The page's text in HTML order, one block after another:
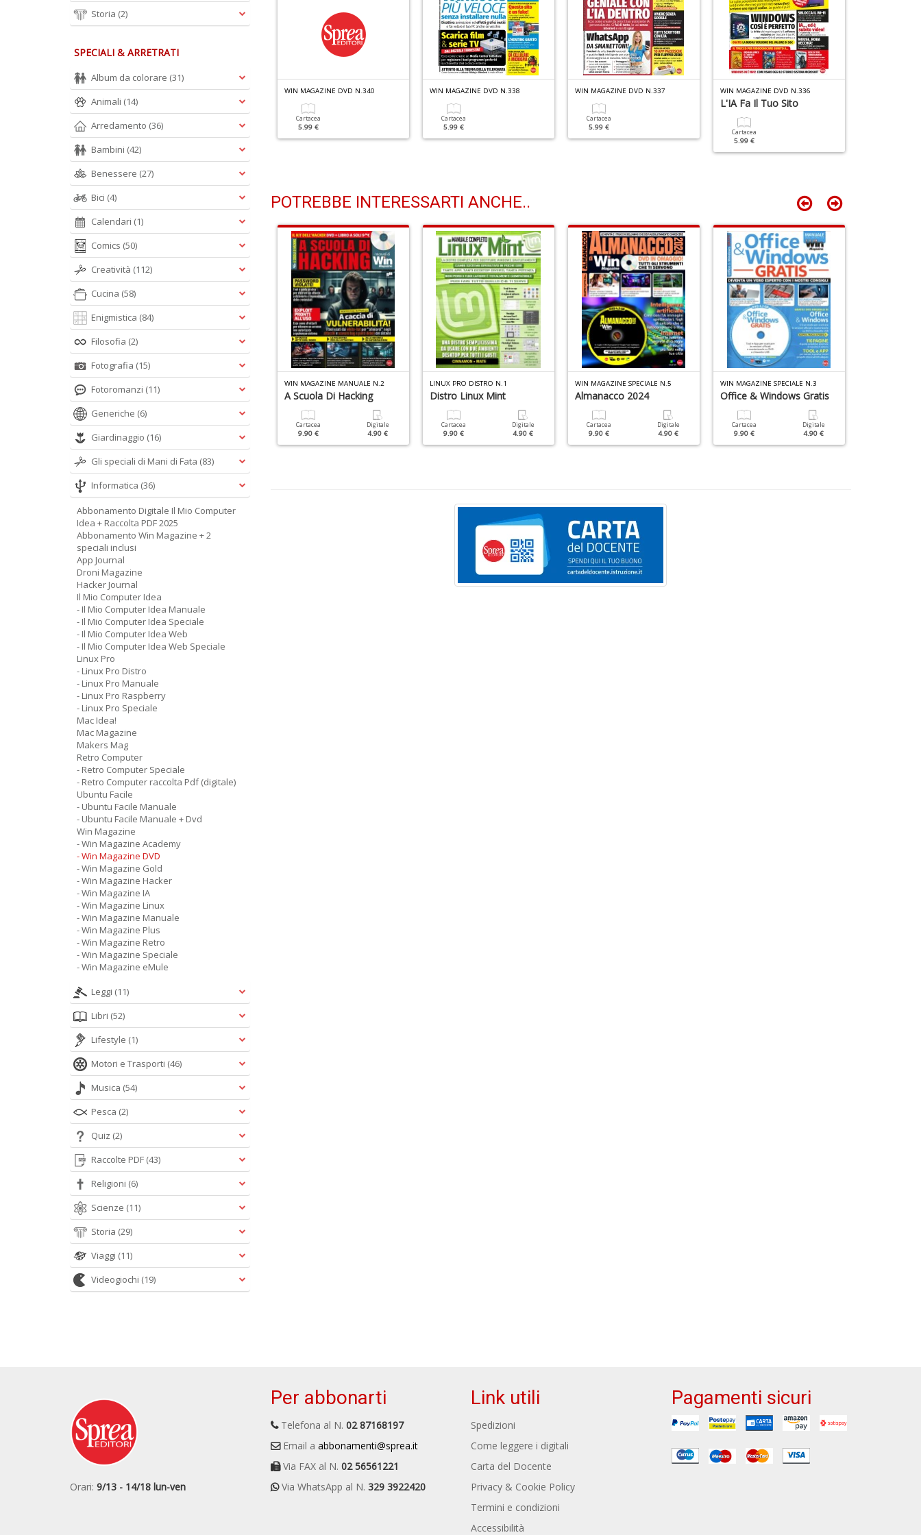
MAGAZINE DVD N.326 WIN MAGAZINE DVD N.325
5.99 €
WIN MAGAZINE DVD N.340
Cartacea
5.99 €
WIN MAGAZINE DVD N.338
Cartacea
5.99 €
WIN MAGAZINE DVD N.337
Cartacea
5.99 €
WIN MAGAZINE DVD N.336
L'IA Fa Il Tuo Sito
Cartacea
5.99 €
POTREBBE INTERESSARTI ANCHE..
PRO SPECIALE N.20
Digitale
4.90 €
Office
Cartacea
12.90 €
Digitale
5.90 €
WIN MAGAZINE MANUALE N.2
A Scuola Di Hacking
Cartacea
9.90 €
Digitale
4.90 €
LINUX PRO DISTRO N.1
Distro Linux Mint
Cartacea
9.90 €
Digitale
4.90 €
WIN MAGAZINE SPECIALE N.5
Almanacco 2024
Cartacea
9.90 €
Digitale
4.90 €
WIN MAGAZINE SPECIALE N.3
Office & Windows Gratis
Cartacea
9.90 €
Digitale
4.90 €
Storia (2)
SPECIALI & ARRETRATI
Album da colorare (31)
Animali (14)
Arredamento (36)
Bambini (42)
Benessere (27)
Bici (4)
Calendari (1)
Comics (50)
Creatività (112)
Cucina (58)
Enigmistica (84)
Filosofia (2)
Fotografia (15)
Fotoromanzi (11)
Generiche (6)
Giardinaggio (16)
Gli speciali di Mani di Fata (83)
Informatica (36)
Abbonamento Digitale Il Mio Computer
Idea + Raccolta PDF 2025
Abbonamento Win Magazine + 2
speciali inclusi
App Journal
Droni Magazine
Hacker Journal
Il Mio Computer Idea
- Il Mio Computer Idea Manuale
- Il Mio Computer Idea Speciale
- Il Mio Computer Idea Web
- Il Mio Computer Idea Web Speciale
Linux Pro
- Linux Pro Distro
- Linux Pro Manuale
- Linux Pro Raspberry
- Linux Pro Speciale
Mac Idea!
Mac Magazine
Makers Mag
Retro Computer
- Retro Computer Speciale
- Retro Computer raccolta Pdf (digitale)
Ubuntu Facile
- Ubuntu Facile Manuale
- Ubuntu Facile Manuale + Dvd
Win Magazine
- Win Magazine Academy
- Win Magazine DVD
- Win Magazine Gold
- Win Magazine Hacker
- Win Magazine IA
- Win Magazine Linux
- Win Magazine Manuale
- Win Magazine Plus
- Win Magazine Retro
- Win Magazine Speciale
- Win Magazine eMule
Leggi (11)
Libri (52)
Lifestyle (1)
Motori e Trasporti (46)
Musica (54)
Pesca (2)
Quiz (2)
Raccolte PDF (43)
Religioni (6)
Scienze (11)
Storia (29)
Viaggi (11)
Videogiochi (19)
Orari: 9/13 - 14/18 lun-ven
Per abbonarti
Telefona al N. 02 87168197
Email a abbonamenti@sprea.it
Via FAX al N. 02 56561221
Via WhatsApp al N. 329 3922420
Link utili
Spedizioni
Come leggere i digitali
Carta del Docente
Privacy & Cookie Policy
Termini e condizioni
Accessibilità
Pagamenti sicuri